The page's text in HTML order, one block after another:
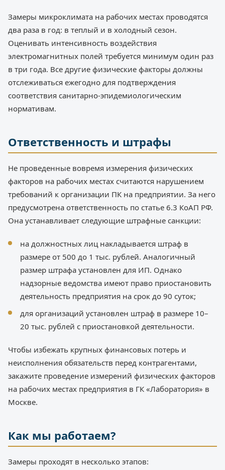
Замеры микроклимата на рабочих местах проводятся
два раза в год: в теплый и в холодный сезон.
Оценивать интенсивность воздействия
электромагнитных полей требуется минимум один раз
в три года. Все другие физические факторы должны
отслеживаться ежегодно для подтверждения
соответствия санитарно-эпидемиологическим
нормативам.
Ответственность и штрафы
Не проведенные вовремя измерения физических
факторов на рабочих местах считаются нарушением
требований к организации ПК на предприятии. За него
предусмотрена ответственность по статье 6.3 КоАП РФ.
Она устанавливает следующие штрафные санкции:
на должностных лиц накладывается штраф в
размере от 500 до 1 тыс. рублей. Аналогичный
размер штрафа установлен для ИП. Однако
надзорные ведомства имеют право приостановить
деятельность предприятия на срок до 90 суток;
для организаций установлен штраф в размере 10–
20 тыс. рублей с приостановкой деятельности.
Чтобы избежать крупных финансовых потерь и
неисполнения обязательств перед контрагентами,
закажите проведение измерений физических факторов
на рабочих местах предприятия в ГК «Лаборатория» в
Москве.
Как мы работаем?
Замеры проходят в несколько этапов: